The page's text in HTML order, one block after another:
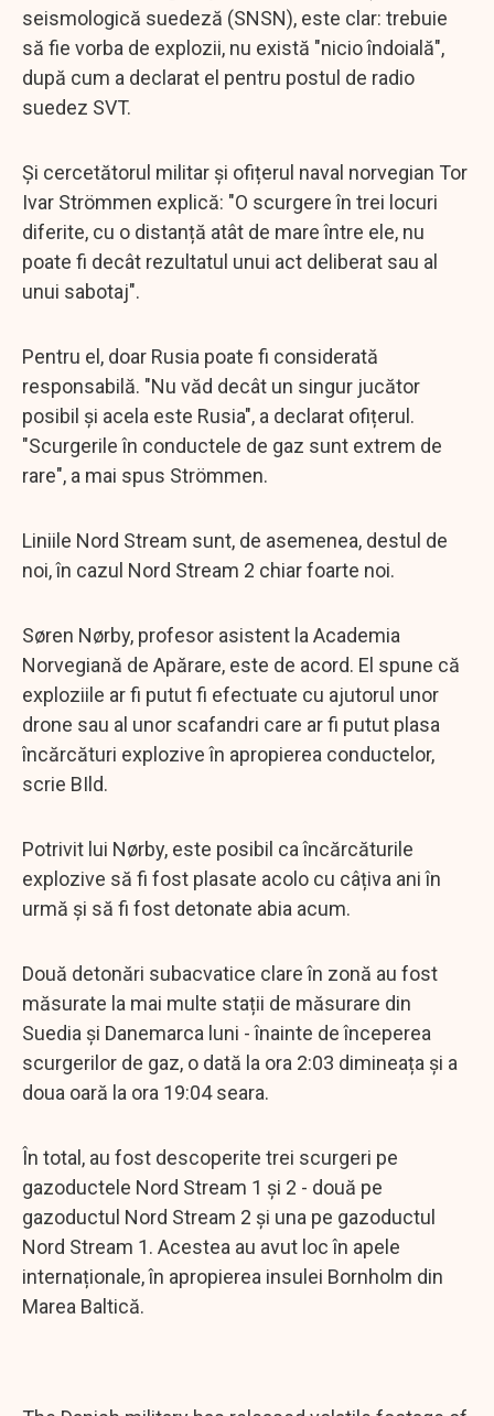
seismologică suedeză (SNSN), este clar: trebuie
să fie vorba de explozii, nu există "nicio îndoială",
după cum a declarat el pentru postul de radio
suedez SVT.
Și cercetătorul militar și ofițerul naval norvegian Tor
Ivar Strömmen explică: "O scurgere în trei locuri
diferite, cu o distanță atât de mare între ele, nu
poate fi decât rezultatul unui act deliberat sau al
unui sabotaj".
Pentru el, doar Rusia poate fi considerată
responsabilă. "Nu văd decât un singur jucător
posibil și acela este Rusia", a declarat ofițerul.
"Scurgerile în conductele de gaz sunt extrem de
rare", a mai spus Strömmen.
Liniile Nord Stream sunt, de asemenea, destul de
noi, în cazul Nord Stream 2 chiar foarte noi.
Søren Nørby, profesor asistent la Academia
Norvegiană de Apărare, este de acord. El spune că
exploziile ar fi putut fi efectuate cu ajutorul unor
drone sau al unor scafandri care ar fi putut plasa
încărcături explozive în apropierea conductelor,
scrie BIld.
Potrivit lui Nørby, este posibil ca încărcăturile
explozive să fi fost plasate acolo cu câțiva ani în
urmă și să fi fost detonate abia acum.
Două detonări subacvatice clare în zonă au fost
măsurate la mai multe stații de măsurare din
Suedia și Danemarca luni - înainte de începerea
scurgerilor de gaz, o dată la ora 2:03 dimineața și a
doua oară la ora 19:04 seara.
În total, au fost descoperite trei scurgeri pe
gazoductele Nord Stream 1 și 2 - două pe
gazoductul Nord Stream 2 și una pe gazoductul
Nord Stream 1. Acestea au avut loc în apele
internaționale, în apropierea insulei Bornholm din
Marea Baltică.